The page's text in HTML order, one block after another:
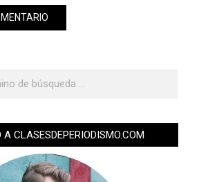
A CLASESDEPERIODISMO.COM